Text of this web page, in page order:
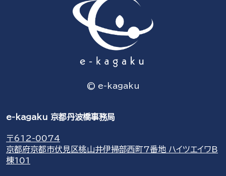
© e-kagaku
e-kagaku 京都丹波橋事務局
〒612-0074
京都府京都市伏見区桃山井伊掃部西町7番地 ハイツエイワB
棟101